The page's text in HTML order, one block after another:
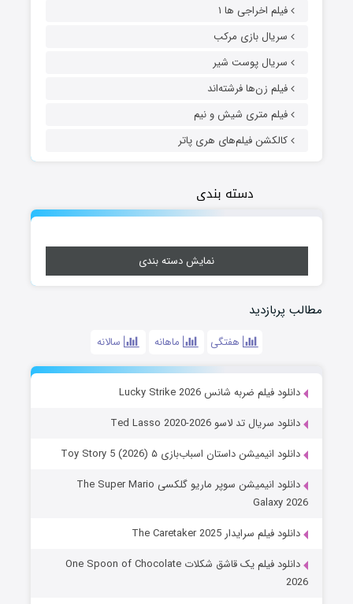
فیلم اخراجی ها ۱
سریال بازی مرکب
سریال پوست شیر
فیلم زن‌ها فرشته‌اند
فیلم متری شیش و نیم
کالکشن فیلم‌های هری پاتر
دسته بندی
نمایش دسته بندی
مطالب پربازدید
هفتگی ماهانه سالانه
دانلود فیلم ضربه شانس Lucky Strike 2026
دانلود سریال تد لاسو Ted Lasso 2020-2026
دانلود انیمیشن داستان اسباب‌بازی ۵ Toy Story 5 (2026)
دانلود انیمیشن سوپر ماریو گلکسی The Super Mario
Galaxy 2026
دانلود فیلم سرایدار The Caretaker 2025
دانلود فیلم یک قاشق شکلات One Spoon of Chocolate
2026